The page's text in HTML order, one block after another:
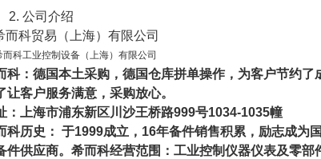
2.公司介绍
而科贸易（上海）有限公司
而科工业控制设备（上海）有限公司
科：德国本土采购，德国仓库拼单操作，为客户节约了
让客户服务满意，采购放心。
：上海市浦东新区川沙王桥路999号1034-1035幢
科历史： 于1999成立， 16年备件销售积累，励志成为
件供应商。希而科经营范围：工业控制仪器仪表及零